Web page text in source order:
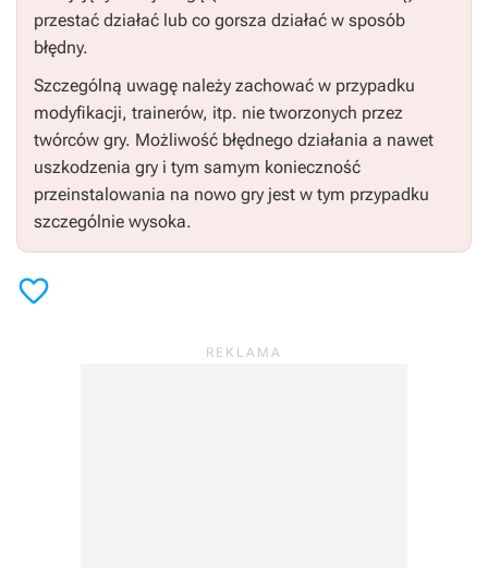
przestać działać lub co gorsza działać w sposób
błędny.
Szczególną uwagę należy zachować w przypadku
modyfikacji, trainerów, itp. nie tworzonych przez
twórców gry. Możliwość błędnego działania a nawet
uszkodzenia gry i tym samym konieczność
przeinstalowania na nowo gry jest w tym przypadku
szczególnie wysoka.
